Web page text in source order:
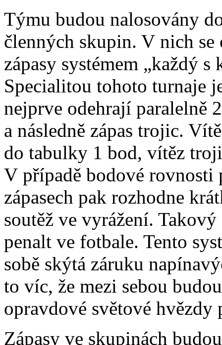
Týmu budou nalosovány
členných skupin. V nich se
zápasy systémem „každý s
Specialitou tohoto turnaje
nejprve odehrají paralelně
a následně zápas trojic.
do tabulky 1 bod, vítěz
V případě bodové rovnosti
zápasech pak rozhodne
soutěž ve vyrážení.
penalt ve fotbale. Tento
sobě skýtá záruku
to víc, že mezi sebou
opravdové světové hvězdy
Zápasy ve skupinách